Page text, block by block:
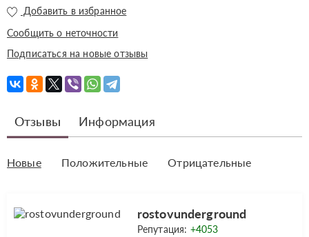
Добавить в избранное
Сообщить о неточности
Подписаться на новые отзывы
Отзывы Информация
Новые Положительные Отрицательные
rostovunderground
Репутация: +4053